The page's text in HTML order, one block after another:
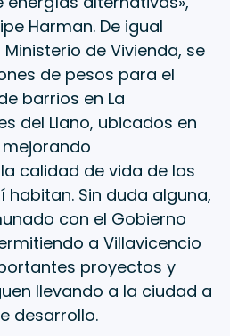
Harman. De igual
de Vivienda, se
de pesos para el
barrios en La
del Llano, ubicados en
calidad de vida de los
Sin duda alguna,
con el Gobierno
a Villavicencio
proyectos y
llevando a la ciudad a
desarrollo.